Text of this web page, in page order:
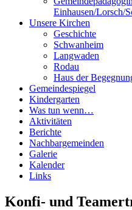
Einhausen/Lorsch/
Unsere Kirchen
Geschichte
Schwanheim
Langwaden
Rodau
Haus der
Gemeindespiegel
Kindergarten
Was tun wenn…
Aktivitäten
Berichte
Nachbargemeinden
Galerie
Kalender
Links
Konfi- und